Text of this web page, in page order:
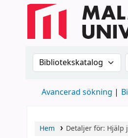
Sök i katalogen efter:
Avancerad sökning
Hem Detaljer för: Hjälp